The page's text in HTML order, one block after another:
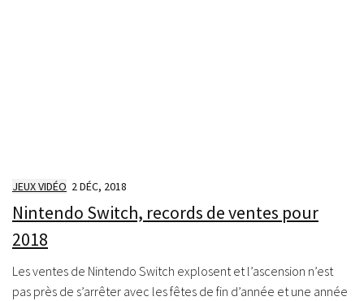
JEUX VIDÉO 2 DÉC, 2018
Nintendo Switch, records de ventes pour
2018
Les ventes de Nintendo Switch explosent et l’ascension n’est
pas près de s’arrêter avec les fêtes de fin d’année et une année